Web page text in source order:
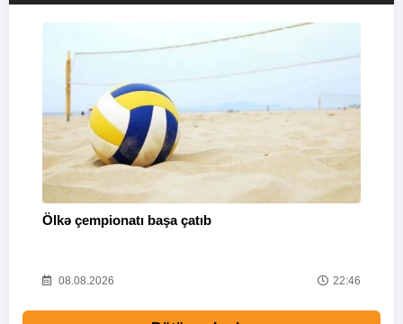
Ölkə çempionatı başa çatıb
08.08.2026 22:46